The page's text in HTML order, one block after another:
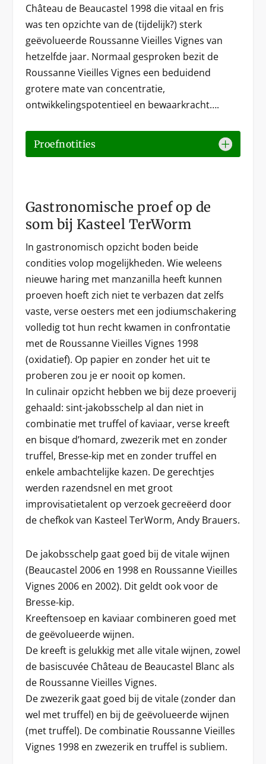
Château de Beaucastel 1998 die vitaal en fris
was ten opzichte van de (tijdelijk?) sterk
geëvolueerde Roussanne Vieilles Vignes van
hetzelfde jaar. Normaal gesproken bezit de
Roussanne Vieilles Vignes een beduidend
grotere mate van concentratie,
ontwikkelingspotentieel en bewaarkracht….
Proefnotities
Gastronomische proef op de
som bij Kasteel TerWorm
In gastronomisch opzicht boden beide
condities volop mogelijkheden. Wie weleens
nieuwe haring met manzanilla heeft kunnen
proeven hoeft zich niet te verbazen dat zelfs
vaste, verse oesters met een jodiumschakering
volledig tot hun recht kwamen in confrontatie
met de Roussanne Vieilles Vignes 1998
(oxidatief). Op papier en zonder het uit te
proberen zou je er nooit op komen.
In culinair opzicht hebben we bij deze proeverij
gehaald: sint-jakobsschelp al dan niet in
combinatie met truffel of kaviaar, verse kreeft
en bisque d’homard, zwezerik met en zonder
truffel, Bresse-kip met en zonder truffel en
enkele ambachtelijke kazen. De gerechtjes
werden razendsnel en met groot
improvisatietalent op verzoek gecreëerd door
de chefkok van Kasteel TerWorm, Andy Brauers.
De jakobsschelp gaat goed bij de vitale wijnen
(Beaucastel 2006 en 1998 en Roussanne Vieilles
Vignes 2006 en 2002). Dit geldt ook voor de
Bresse-kip.
Kreeftensoep en kaviaar combineren goed met
de geëvolueerde wijnen.
De kreeft is gelukkig met alle vitale wijnen, zowel
de basiscuvée Château de Beaucastel Blanc als
de Roussanne Vieilles Vignes.
De zwezerik gaat goed bij de vitale (zonder dan
wel met truffel) en bij de geëvolueerde wijnen
(met truffel). De combinatie Roussanne Vieilles
Vignes 1998 en zwezerik en truffel is subliem.